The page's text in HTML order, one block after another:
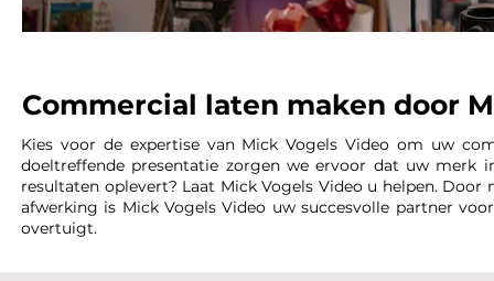
Commercial laten maken door
Kies voor de expertise van Mick Vogels Video om uw
doeltreffende presentatie zorgen we ervoor dat uw merk
resultaten oplevert? Laat Mick Vogels Video u helpen.
afwerking is Mick Vogels Video uw succesvolle partner
overtuigt.